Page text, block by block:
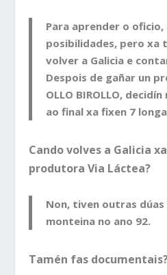
Para aprender o oficio,
posibilidades, pero xa
volver a Galicia e
Despois de gañar un
OLLO BIROLLO,
ao final xa fixen 7
Cando volves a Galicia
produtora Via Láctea?
Non, tiven outras dúas
monteina no ano 92.
Tamén fas